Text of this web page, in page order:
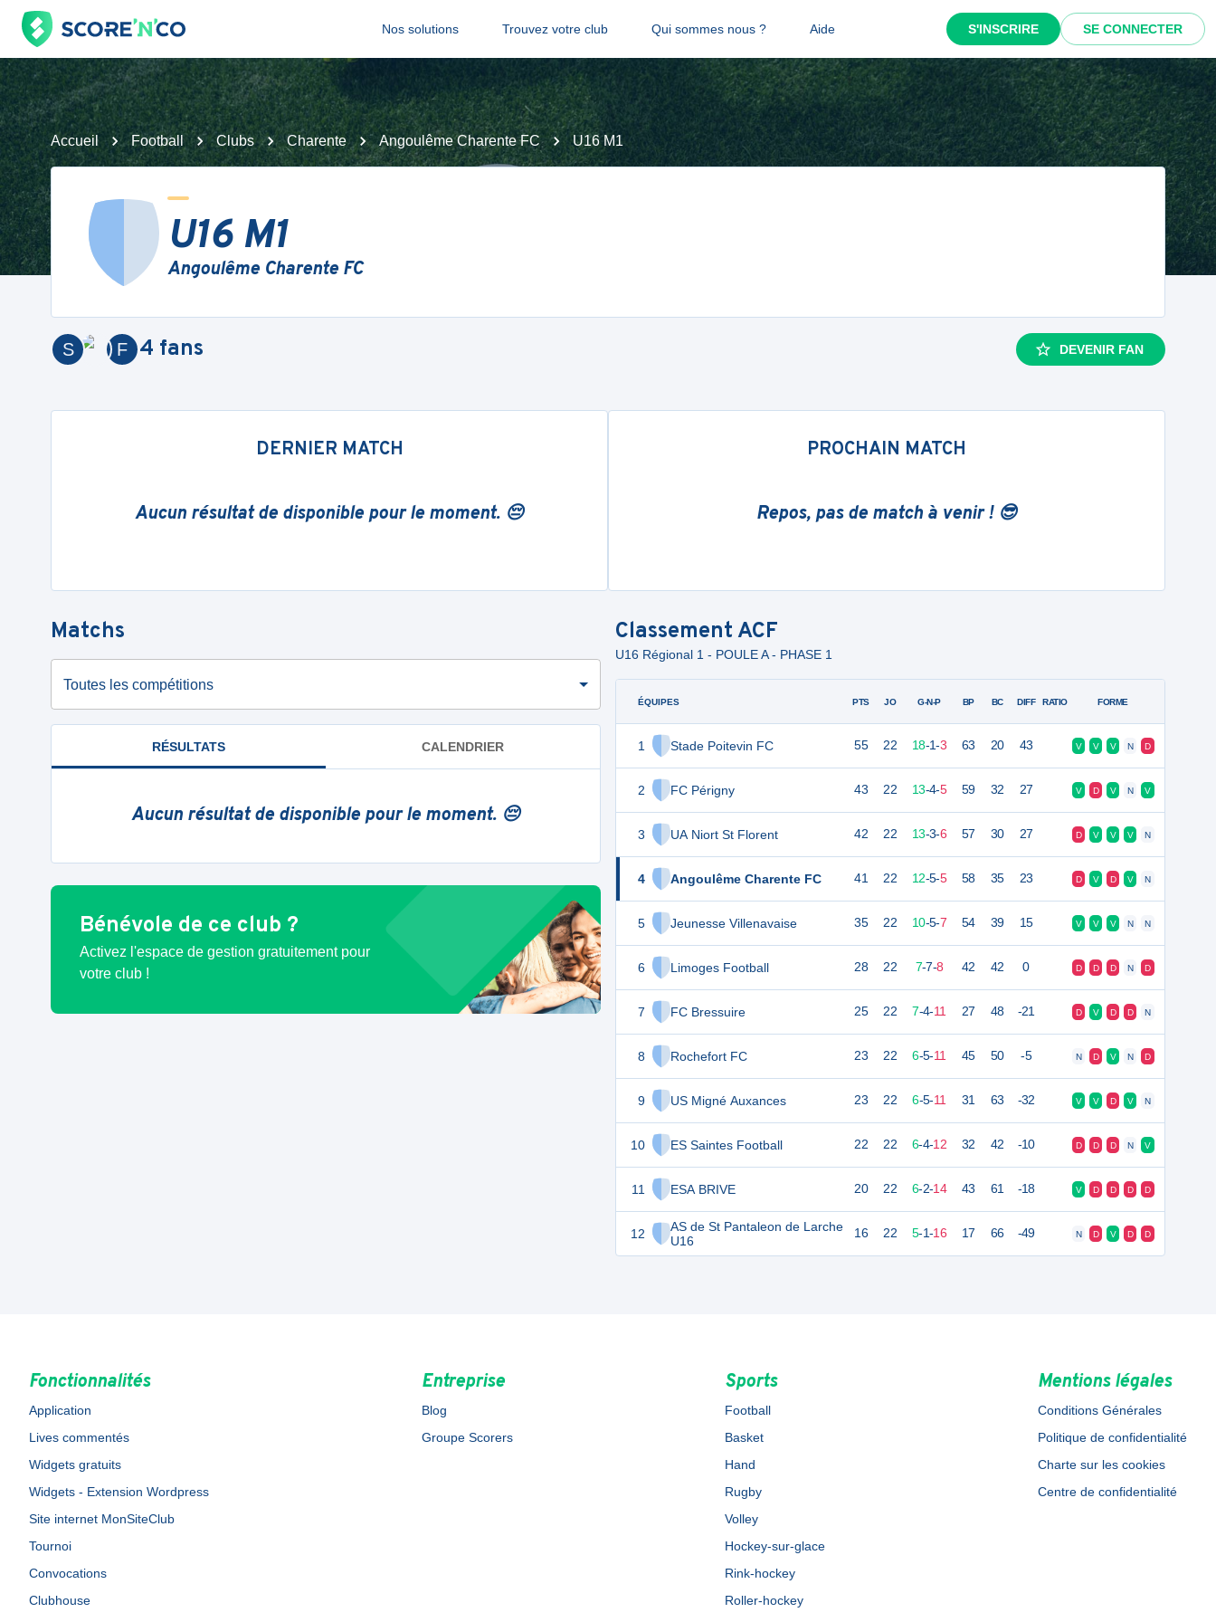
Nos solutions Trouvez votre club Qui sommes nous ? Aide S'INSCRIRE SE CONNECTER
Accueil Football Clubs Charente Angoulême Charente FC U16 M1
U16 M1
Angoulême Charente FC
F
S 4 fans DEVENIR FAN
DERNIER MATCH
Aucun résultat de disponible pour le moment. 😔
PROCHAIN MATCH
Repos, pas de match à venir ! 😎
Matchs
Toutes les compétitions
RÉSULTATS CALENDRIER
Aucun résultat de disponible pour le moment. 😔
Bénévole de ce club ?
Activez l'espace de gestion gratuitement pour
votre club !
Classement ACF
U16 Régional 1 - POULE A - PHASE 1
ÉQUIPES
1 Stade Poitevin FC
2 FC Périgny
3 UA Niort St Florent
4 Angoulême Charente FC
5 Jeunesse Villenavaise
6 Limoges Football
7 FC Bressuire
8 Rochefort FC
9 US Migné Auxances
10 ES Saintes Football
11 ESA BRIVE
12
AS de St Pantaleon de Larche
U16
PTS JO G-N-P BP BC DIFF RATIO FORME
55 22 18-1-3 63 20 43 V V V N D
43 22 13-4-5 59 32 27 V D V N V
42 22 13-3-6 57 30 27 D V V V N
41 22 12-5-5 58 35 23 D V D V N
35 22 10-5-7 54 39 15 V V V N N
28 22 7-7-8 42 42 0 D D D N D
25 22 7-4-11 27 48 -21 D V D D N
23 22 6-5-11 45 50 -5 N D V N D
23 22 6-5-11 31 63 -32 V V D V N
22 22 6-4-12 32 42 -10 D D D N V
20 22 6-2-14 43 61 -18 V D D D D
16 22 5-1-16 17 66 -49 N D V D D
Fonctionnalités
Application
Lives commentés
Widgets gratuits
Widgets - Extension Wordpress
Site internet MonSiteClub
Tournoi
Convocations
Clubhouse
Entreprise
Blog
Groupe Scorers
Sports
Football
Basket
Hand
Rugby
Volley
Hockey-sur-glace
Rink-hockey
Roller-hockey
Mentions légales
Conditions Générales
Politique de confidentialité
Charte sur les cookies
Centre de confidentialité